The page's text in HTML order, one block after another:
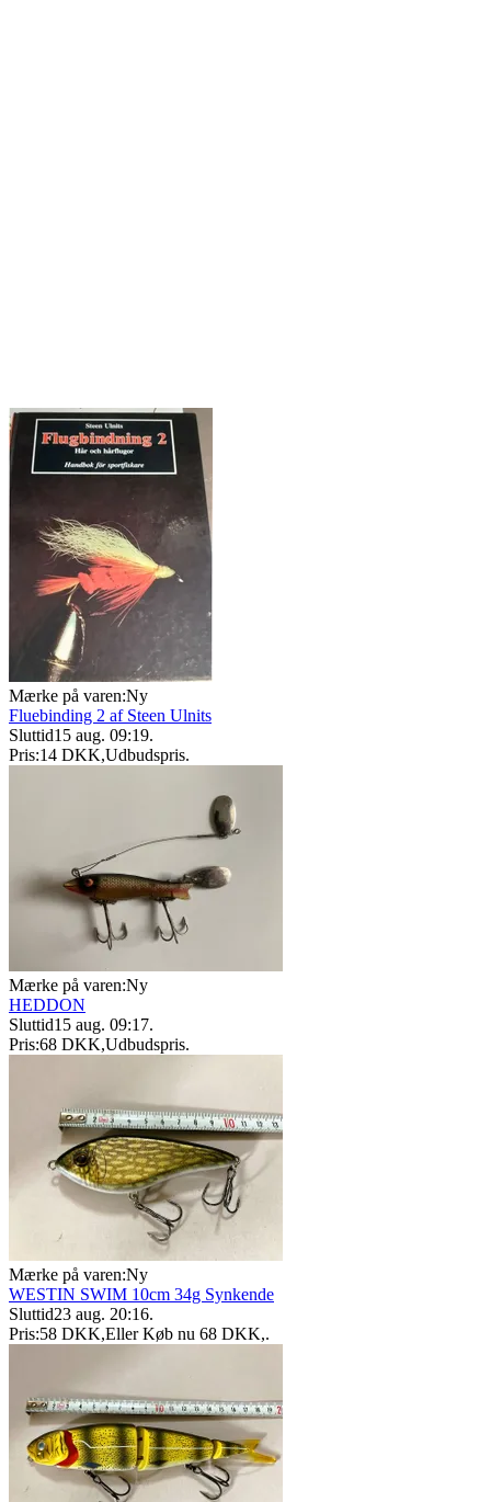
Mærke på varen:Ny
Fluebinding 2 af Steen Ulnits
Sluttid15 aug. 09:19.
Pris:14 DKK,Udbudspris.
Mærke på varen:Ny
HEDDON
Sluttid15 aug. 09:17.
Pris:68 DKK,Udbudspris.
Mærke på varen:Ny
WESTIN SWIM 10cm 34g Synkende
Sluttid23 aug. 20:16.
Pris:58 DKK,Eller Køb nu 68 DKK,.